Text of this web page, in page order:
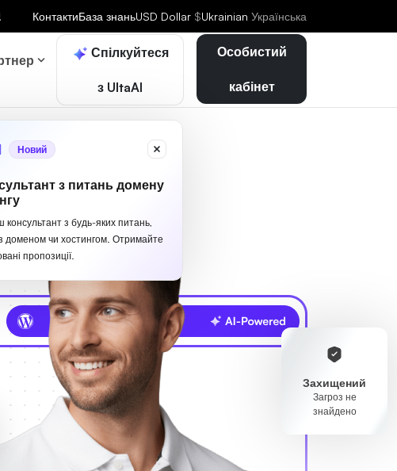
КонтактиБаза знаньUSD Dollar $Ukrainian Українська
Спілкуйтеся
з UltaAI
Новий
з питань домену
з будь-яких питань,
доменом чи хостингом. Отримайте
пропозиції.
Особистий
кабінет
Захищений
Загроз не
знайдено